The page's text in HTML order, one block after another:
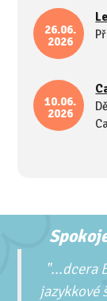
26.06.
2026
10.06.
2026
"...dcera
jazykkové